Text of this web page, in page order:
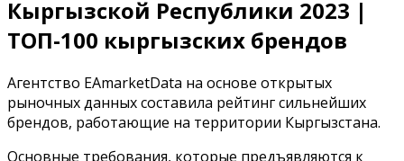
Кыргызской Республики 2023 |
ТОП-100 кыргызских брендов
Агентство EAmarketData на основе открытых
рыночных данных составила рейтинг сильнейших
брендов, работающие на территории Кыргызстана.
Основные требования, которые предъявляются к